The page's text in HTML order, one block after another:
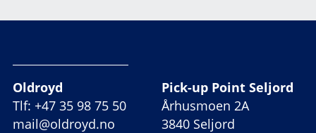
Oldroyd
Tlf: +47 35 98 75 50
mail@oldroyd.no
Pick-up Point Seljord
Århusmoen 2A
3840 Seljord